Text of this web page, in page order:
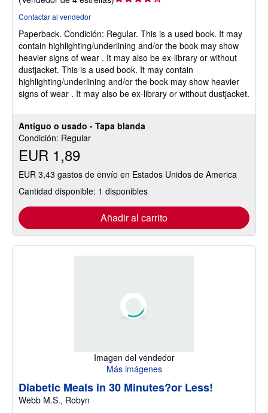
Antiguo o usado - Tapa blanda
Condición: Regular
EUR 1,89
EUR 3,43 gastos de envío en Estados Unidos de America
Cantidad disponible: 1 disponibles
Añadir al carrito
4
de
5
estrellas
Contactar al vendedor
Paperback. Condición: Regular. This is a used book. It may
contain highlighting/underlining and/or the book may show
heavier signs of wear . It may also be ex-library or without
dustjacket. This is a used book. It may contain
highlighting/underlining and/or the book may show heavier
signs of wear . It may also be ex-library or without dustjacket.
Imagen del vendedor
Más imágenes
Diabetic Meals in 30 Minutes?or Less!
Webb M.S., Robyn